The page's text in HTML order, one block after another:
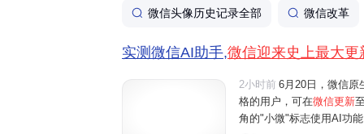
微信头像历史记录全部 微信改革
实测微信AI助手,微信迎来史上最大更
2小时前 6月20日，微信原
格的用户，可在微信更新
角的"小微"标志使用AI功